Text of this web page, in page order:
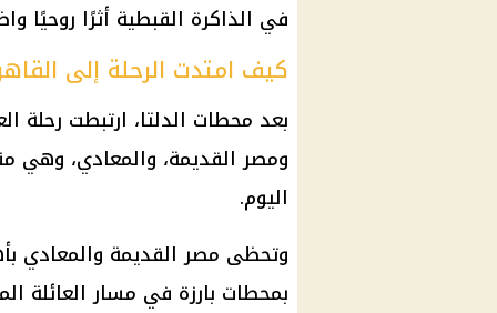
في الذاكرة القبطية أثرًا روحيًا
كيف امتدت الرحلة إلى
بعد محطات الدلتا، ارتبطت رحلة
ومصر القديمة، والمعادي، وهي
اليوم.
وتحظى مصر القديمة والمعادي
بمحطات بارزة في مسار العائلة